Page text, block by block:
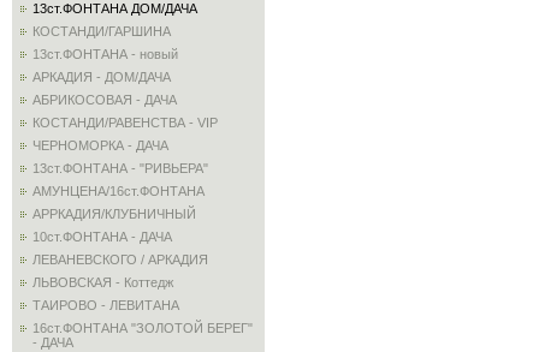
13ст.ФОНТАНА ДОМ/ДАЧА
КОСТАНДИ/ГАРШИНА
13ст.ФОНТАНА - новый
АРКАДИЯ - ДОМ/ДАЧА
АБРИКОСОВАЯ - ДАЧА
КОСТАНДИ/РАВЕНСТВА - VIP
ЧЕРНОМОРКА - ДАЧА
13ст.ФОНТАНА - "РИВЬЕРА"
АМУНЦЕНА/16ст.ФОНТАНА
АРРКАДИЯ/КЛУБНИЧНЫЙ
10ст.ФОНТАНА - ДАЧА
ЛЕВАНЕВСКОГО / АРКАДИЯ
ЛЬВОВСКАЯ - Коттедж
ТАИРОВО - ЛЕВИТАНА
16ст.ФОНТАНА "ЗОЛОТОЙ БЕРЕГ"
- ДАЧА